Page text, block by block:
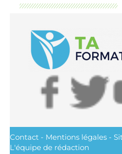
Contact - Mentions légales -
L'équipe de rédaction